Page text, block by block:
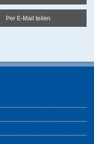
Per E-Mail teilen